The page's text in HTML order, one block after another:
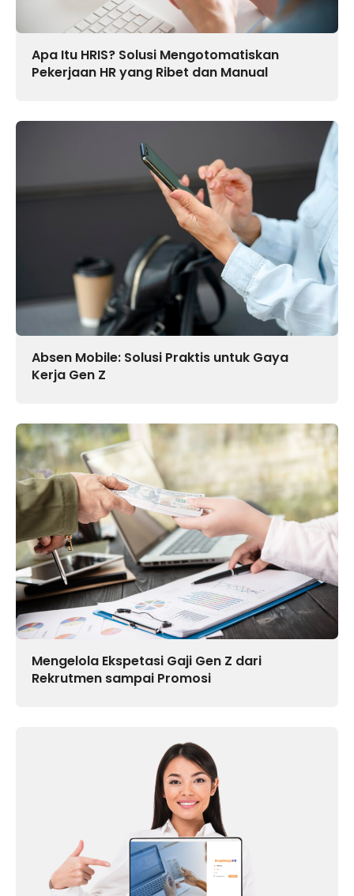
Apa Itu HRIS? Solusi Mengotomatiskan
Pekerjaan HR yang Ribet dan Manual
Absen Mobile: Solusi Praktis untuk Gaya
Kerja Gen Z
Mengelola Ekspetasi Gaji Gen Z dari
Rekrutmen sampai Promosi